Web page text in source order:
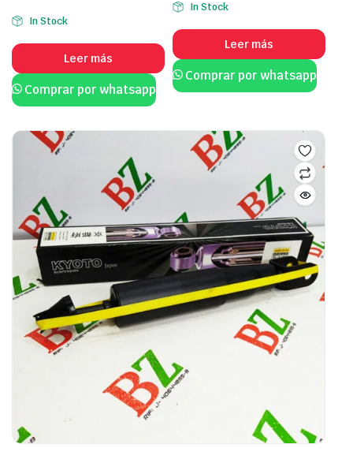
In Stock
Leer más
Comprar por whatsapp
In Stock
Leer más
Comprar por whatsapp